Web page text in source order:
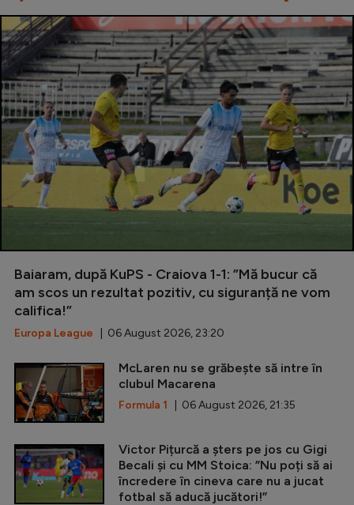
Baiaram, după KuPS - Craiova 1-1: ”Mă bucur că
am scos un rezultat pozitiv, cu siguranță ne vom
califica!”
Europa League | 06 August 2026, 23:20
McLaren nu se grăbește să intre în
clubul Macarena
Formula 1 | 06 August 2026, 21:35
Victor Pițurcă a șters pe jos cu Gigi
Becali și cu MM Stoica: ”Nu poți să ai
încredere în cineva care nu a jucat
fotbal să aducă jucători!”